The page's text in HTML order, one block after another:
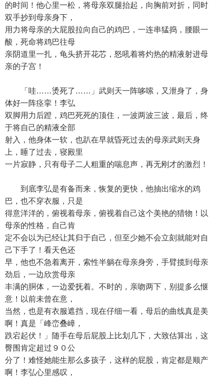
的时间！他心里一松，将母亲双腿抬起，向胸前对折，同时
双手抄到母亲身下，
用力将母亲的大屁股拉向自己的鸡巴，一连串猛捣，腰眼一
酸，死命将鸡巴往母
亲阴道里一扎，龟头挤开花芯，怒吼着将灼热的精液射进母
亲的子宫！
「哇……烫死了……」武则天一阵哆嗦，又泄身了，身
体好一阵痉挛！李弘
双脚用力后蹬，鸡巴死死的顶住，一波两波三波，最后，终
于将自己的精液全部
射入，他身体一软，也趴在早就昏死过去的母亲武则天身
上，睡了过去，寝殿里
一片寂静，只有母子二人粗重的喘息声，再无刚才的激烈！
到底李弘是有备而来，恢复的更快，他抽出缩水的鸡
巴，也不穿衣服，只是
得意洋洋的，俯视着母亲，俯视着自己这个美艳的猎物！以
母亲的性格，自己肯
定不会以为已经让其归于自己，但至少她不会立刻就能对自
己下手了！看天色还
早，他也不急着离开，索性半躺在母亲身旁，手臂揽到母亲
劲后，一边欣赏母亲
丰满的胴体，一边爱抚着。不时的，亲吻两下，别提多么惬
意！以前未曾在意，
当然，也是有衣服遮挡，现在仔细一看，母后的曲线真是美
啊！真是「峰峦叠嶂，
跌宕起伏！」随手在母后屁股上比划几下，大致估算出，这
臀围肯定超过９０公
分了！难怪她能生那么多孩子，这样的屁股，肯定都是顺产
啊！李弘心里感叹，